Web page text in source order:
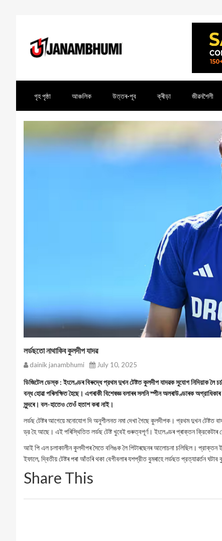
গৃহ পৃষ্ঠা আঞ্চলিক উত্তৰ-পূব ক্ৰীড়া জীৱনশৈলী
লর্ডছতো নাথাকিব কুলদীপ যাদৱ
dainik janambhumi July 10, 2025
ডিজিটেল ডেস্ক : ইংলেণ্ডৰ বিৰুদ্ধে প্রথম দুখন টেষ্টত কুলদীপ যাদৱক সুযোগ নিদিয়াক
বন্ধ হোৱা পৰিলক্ষিত হৈছে। এগৰাকী বিশেষজ্ঞ বলাৰৰ সলনি স্পীন অলৰাউণ্ডাৰক
সুন্দৰে। বল-হাতেও তেওঁ হতাশ কৰা নাই।
লৰ্ডছ টেষ্টৰ আগেয়ে মনোযোগ দি অনুশীলনত নমা দেখা গৈছে কুলদীপক। প্রথম দুখন টেষ্টত
ড্র হৈ আছে। এই পৰিস্থিতিত লৰ্ডছ টেষ্ট খুবেই গুৰুত্বপূৰ্ণ। ইংলেণ্ডৰ প্ৰাক্তন ক্রিকেটাৰ
আই পি এল চলাকালীন কুলদীপৰ সৈতে বলিঙক লৈ পিটাৰছেনৰ আলোচনা চলিছিল। প্রাক্তন
ইফালে, দ্বিতীয় টেষ্টৰ পৰা আঁতৰি থকা বেগীবলাৰ যশপ্রীত বুমৰাহে লৰ্ডছত প্রত্যাৱর্তন
Share This